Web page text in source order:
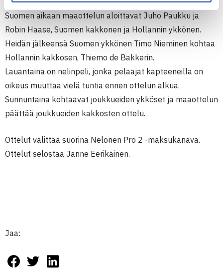
Suomen aikaan maaottelun aloittavat Juho Paukku ja
Robin Haase, Suomen kakkonen ja Hollannin ykkönen.
Heidän jälkeensä Suomen ykkönen Timo Nieminen kohtaa
Hollannin kakkosen, Thiemo de Bakkerin.
Lauantaina on nelinpeli, jonka pelaajat kapteeneilla on
oikeus muuttaa vielä tuntia ennen ottelun alkua.
Sunnuntaina kohtaavat joukkueiden ykköset ja maaottelun
päättää joukkueiden kakkosten ottelu.
Ottelut välittää suorina Nelonen Pro 2 -maksukanava.
Ottelut selostaa Janne Eerikäinen.
Jaa: